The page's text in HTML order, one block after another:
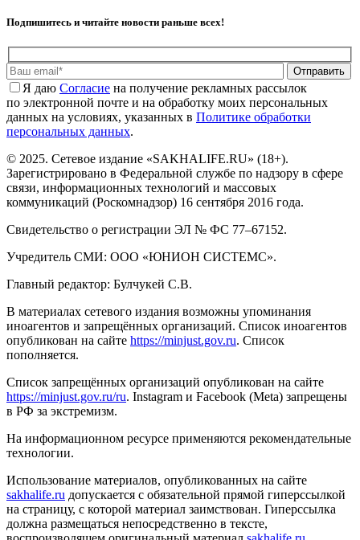
Подпишитесь и читайте новости раньше всех!
Отправить
Я даю Cогласие на получение рекламных рассылок
по электронной почте и на обработку моих персональных
данных на условиях, указанных в Политике обработки
персональных данных.
© 2025. Сетевое издание «SAKHALIFE.RU» (18+).
Зарегистрировано в Федеральной службе по надзору в сфере
связи, информационных технологий и массовых
коммуникаций (Роскомнадзор) 16 сентября 2016 года.
Свидетельство о регистрации ЭЛ № ФС 77–67152.
Учредитель СМИ: ООО «ЮНИОН СИСТЕМС».
Главный редактор: Булчукей С.В.
В материалах сетевого издания возможны упоминания
иноагентов и запрещённых организаций. Список иноагентов
опубликован на сайте https://minjust.gov.ru. Список
пополняется.
Список запрещённых организаций опубликован на сайте
https://minjust.gov.ru/ru. Instagram и Facebook (Metа) запрещены
в РФ за экстремизм.
На информационном ресурсе применяются рекомендательные
технологии.
Использование материалов, опубликованных на сайте
sakhalife.ru допускается с обязательной прямой гиперссылкой
на страницу, с которой материал заимствован. Гиперссылка
должна размещаться непосредственно в тексте,